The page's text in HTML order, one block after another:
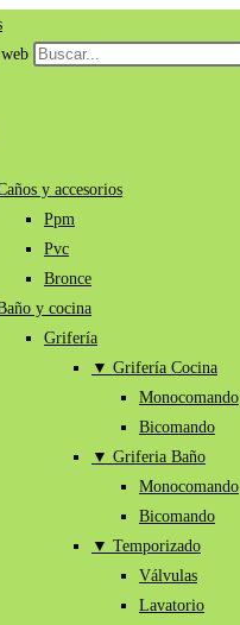
y accesorios
Ppm
Pvc
Bronce
y cocina
Grifería
▼ Grifería Cocina
Monocomando
Bicomando
▼ Griferia Baño
Monocomando
Bicomando
▼ Temporizado
Válvulas
Lavatorio